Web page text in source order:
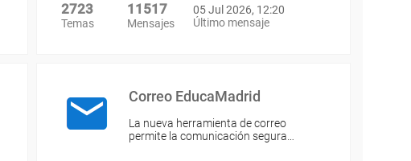
2723
Temas
11517
Mensajes
05 Jul 2026, 12:20
Último mensaje
Correo EducaMadrid
La nueva herramienta de correo
permite la comunicación segura…